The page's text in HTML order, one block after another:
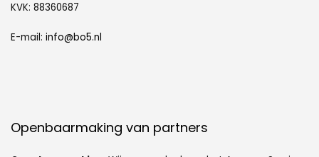
KVK: 88360687
E-mail: info@bo5.nl
Openbaarmaking van partners